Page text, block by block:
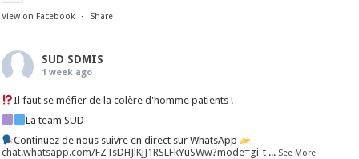
View on Facebook · Share
SUD SDMIS
1 week ago
Il faut se méfier de la colère d'homme patients !
La team SUD
Continuez de nous suivre en direct sur WhatsApp
chat.whatsapp.com/FZTsDHJlKjJ1RSLFkYuSWw?mode=gi_t ... See More